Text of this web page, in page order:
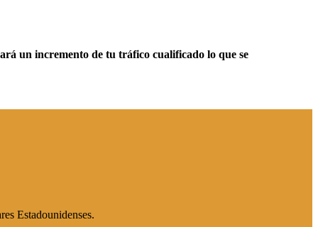
un incremento de tu tráfico cualificado lo que se
en Pesos Argentinos y Dólares Estadounidenses.